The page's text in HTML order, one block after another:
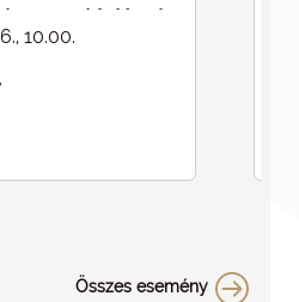
-
10.00.
Összes esemény